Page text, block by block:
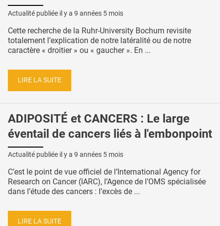
Actualité publiée il y a 9 années 5 mois
Cette recherche de la Ruhr-University Bochum revisite
totalement l’explication de notre latéralité ou de notre
caractère « droitier » ou « gaucher ». En ...
LIRE LA SUITE
ADIPOSITÉ et CANCERS : Le large
éventail de cancers liés à l'embonpoint
Actualité publiée il y a 9 années 5 mois
C’est le point de vue officiel de l’International Agency for
Research on Cancer (IARC), l’Agence de l’OMS spécialisée
dans l’étude des cancers : l’excès de ...
LIRE LA SUITE